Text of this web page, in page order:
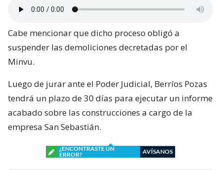
Cabe mencionar que dicho proceso obligó a
suspender las demoliciones decretadas por el
Minvu.
Luego de jurar ante el Poder Judicial, Berríos Pozas
tendrá un plazo de 30 días para ejecutar un informe
acabado sobre las construcciones a cargo de la
empresa San Sebastián.
¿ENCONTRASTE UN
ERROR?
AVÍSANOS